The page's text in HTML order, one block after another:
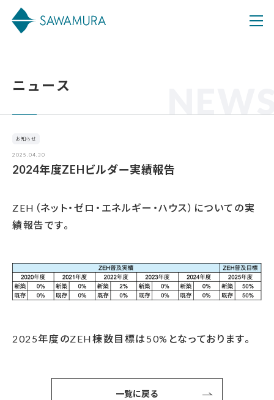
ニュース
お知らせ
2025.04.30
2024年度ZEHビルダー実績報告
ZEH（ネット・ゼロ・エネルギー・ハウス）についての実
績報告です。
2025年度のZEH棟数目標は50%となっております。
一覧に戻る